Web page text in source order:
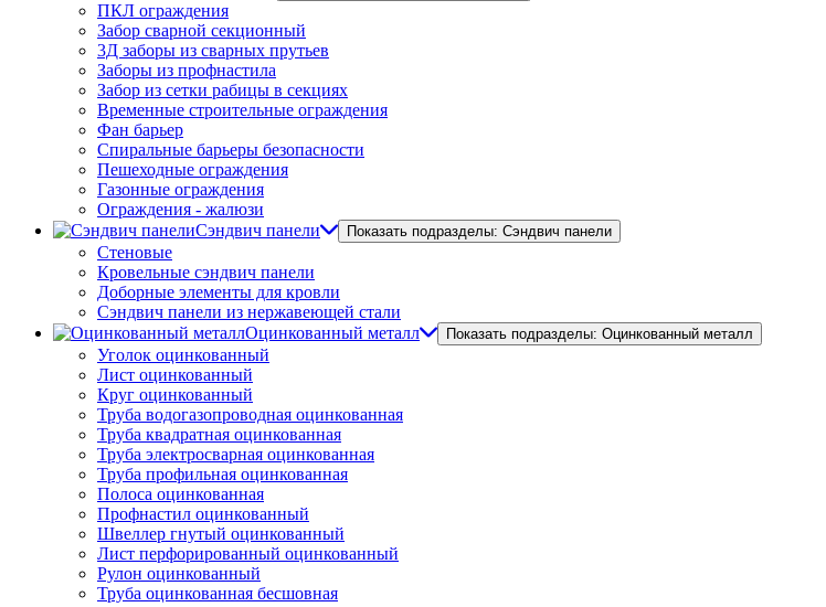
ПКЛ ограждения
Забор сварной секционный
3Д заборы из сварных прутьев
Заборы из профнастила
Забор из сетки рабицы в секциях
Временные строительные ограждения
Фан барьер
Спиральные барьеры безопасности
Пешеходные ограждения
Газонные ограждения
Ограждения - жалюзи
Сэндвич панели
Показать подразделы: Сэндвич панели
Стеновые
Кровельные сэндвич панели
Доборные элементы для кровли
Сэндвич панели из нержавеющей стали
Оцинкованный металл
Показать подразделы: Оцинкованный металл
Уголок оцинкованный
Лист оцинкованный
Круг оцинкованный
Труба водогазопроводная оцинкованная
Труба квадратная оцинкованная
Труба электросварная оцинкованная
Труба профильная оцинкованная
Полоса оцинкованная
Профнастил оцинкованный
Швеллер гнутый оцинкованный
Лист перфорированный оцинкованный
Рулон оцинкованный
Труба оцинкованная бесшовная